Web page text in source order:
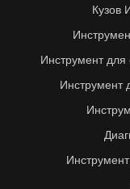
Кузов
Инструмент
Инструмент